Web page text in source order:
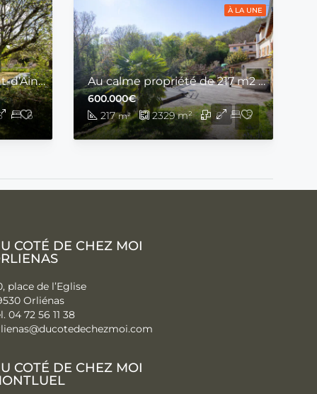
Sur les hauteurs de Pont-d’Ain grande maison de 245 m2 avec six chambres sur un terrain de 2 013 m2
6
Au calme propriété de 217 m2 sur un terrain de 2329 m2 avec nombreuses dépendances et appartement indépendant loué.
217 m² 2329m² 9 5
600.000€
À LA UNE
COTÉ DE CHEZ MOI
place de l’Eglise
Orliénas
04 72 56 11 38
COTÉ DE CHEZ MOI